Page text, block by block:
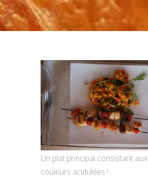
Un plat principal consistant aux
couleurs acidulées !